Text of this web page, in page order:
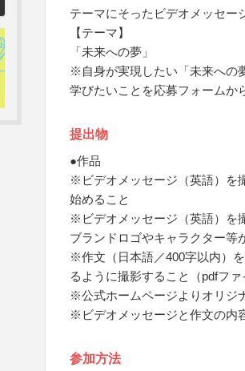
テーマにそったビデオメッセー
【テーマ】
「未来への夢」
※自身が実現したい「未来への
学びたいことを応募フォームか
提出物
●作品
※ビデオメッセージ（英語）を
始めること
※ビデオメッセージ（英語）を
ブランドロゴやキャラクター等
※作文（日本語／400字以内）
るように撮影すること（pdfファ
※公式ホームページよりオリジ
※ビデオメッセージと作文の内
参加方法